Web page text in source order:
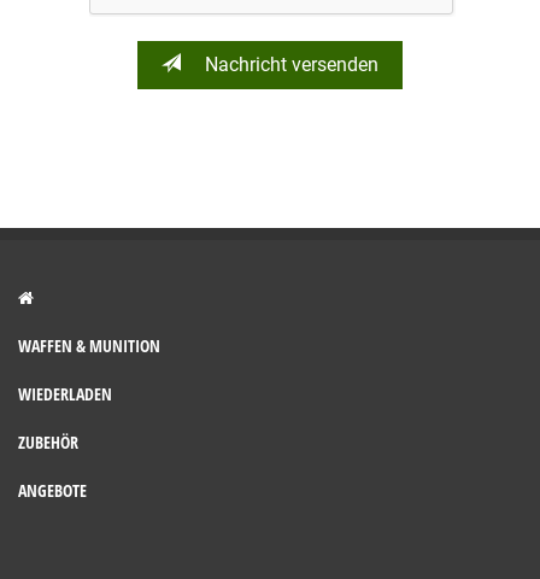
Nachricht versenden
WAFFEN & MUNITION
WIEDERLADEN
ZUBEHÖR
ANGEBOTE